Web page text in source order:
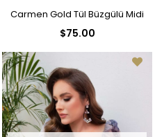
Carmen Gold Tül Büzgülü Midi
$75.00